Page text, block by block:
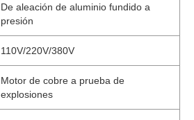
De aleación de aluminio fundido a
presión
110V/220V/380V
Motor de cobre a prueba de
explosiones